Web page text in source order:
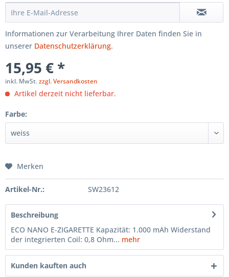
Informationen zur Verarbeitung Ihrer Daten finden Sie in
unserer Datenschutzerklärung.
15,95 € *
inkl. MwSt.zzgl. Versandkosten
Artikel derzeit nicht lieferbar.
Farbe:
Merken
Artikel-Nr.: SW23612
Beschreibung
ECO NANO E-ZIGARETTE Kapazität: 1.000 mAh Widerstand
der integrierten Coil: 0,8 Ohm... mehr
Kunden kauften auch